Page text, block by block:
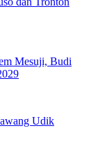
Mesuji, Budi
Udik